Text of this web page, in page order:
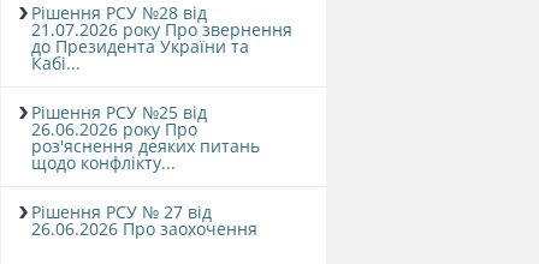
Рішення РСУ №28 від
21.07.2026 року Про звернення
до Президента України та
Кабі...
Рішення РСУ №25 від
26.06.2026 року Про
роз'яснення деяких питань
щодо конфлікту...
Рішення РСУ № 27 від
26.06.2026 Про заохочення